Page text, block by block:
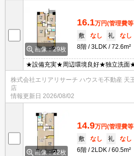
画像：29枚
16.1万円(管理費
敷
なし 礼
なし
8階
3LDK 72.6m²
★設備充実★周辺環境良好★独立洗面
株式会社エリアリサーチ ハウスモ不動産 天
店
情報更新日 2026/08/02
画像：22枚
14.9万円(管理費
敷
なし 礼
なし
6階
2LDK 60.5m²